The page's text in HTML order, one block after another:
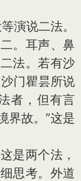
演说二法。
。耳声、鼻
法。若有沙
门瞿昙所说
者，但有言
界故。”这是
是两个法，
思考。外道